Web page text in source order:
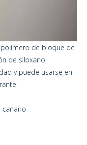
de bloque de
de siloxano,
y puede usarse en